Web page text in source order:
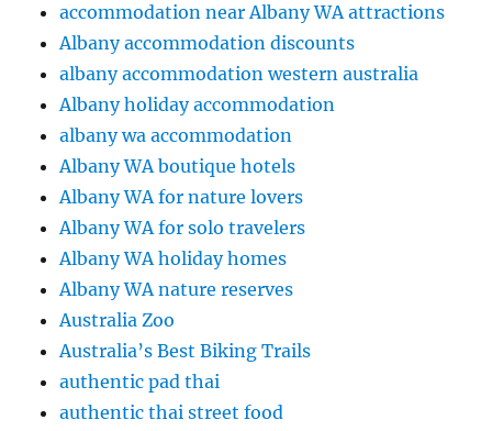
accommodation near Albany WA attractions
Albany accommodation discounts
albany accommodation western australia
Albany holiday accommodation
albany wa accommodation
Albany WA boutique hotels
Albany WA for nature lovers
Albany WA for solo travelers
Albany WA holiday homes
Albany WA nature reserves
Australia Zoo
Australia’s Best Biking Trails
authentic pad thai
authentic thai street food